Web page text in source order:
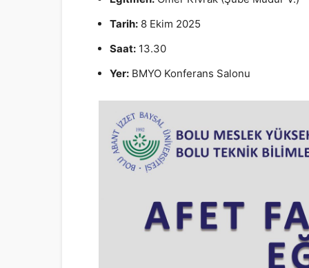
Tarih: 8 Ekim 2025
Saat: 13.30
Yer: BMYO Konferans Salonu